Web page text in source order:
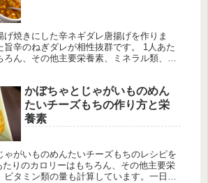
げ焼きにした辛ネギダレ唐揚げを作りま
旨辛のねぎダレが相性抜群です。 1人あた
ろん、その他主要栄養素、ミネラル類、ビ
かぼちゃとじゃがいものめん
たいチーズもちの作り方と栄
養素
ゃがいものめんたいチーズもちのレシピを
りのカロリーはもちろん、その他主要栄
ビタミン類の量も計算しています。一日分